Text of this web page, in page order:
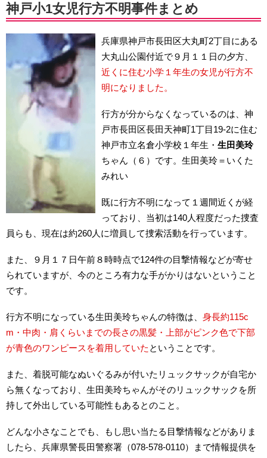
神戸小1女児行方不明事件まとめ
兵庫県神戸市長田区大丸町2丁目にある
大丸山公園付近で９月１１日の夕方、
近くに住む小学１年生の女児が行方不
明になりました。
行方が分からなくなっているのは、神
戸市長田区長田天神町1丁目19-2に住む
神戸市立名倉小学校１年生・ 生田美玲
ちゃん（６）です。生田美玲＝いくた
みれい
既に行方不明になって１週間近くが経
っており、当初は140人程度だった捜査
員らも、現在は約260人に増員して捜索活動を行っています。
また、９月１７日午前８時時点で124件の目撃情報などが寄せ
られていますが、今のところ有力な手がかりはないということ
です。
行方不明になっている生田美玲ちゃんの特徴は、 身長約115c
m・中肉・肩くらいまでの長さの黒髪・上部がピンク色で下部
が青色のワンピースを着用していた ということです。
また、着脱可能なぬいぐるみが付いたリュックサックが自宅か
ら無くなっており、生田美玲ちゃんがそのリュックサックを所
持して外出している可能性もあるとのこと。
どんな小さなことでも、もし思い当たる目撃情報などがありま
したら、兵庫県警長田警察署（078-578-0110）まで情報提供を